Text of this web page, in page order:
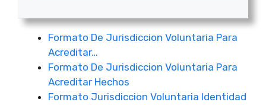
Formato De Jurisdiccion Voluntaria Para
Acreditar…
Formato De Jurisdiccion Voluntaria Para
Acreditar Hechos
Formato Jurisdiccion Voluntaria Identidad